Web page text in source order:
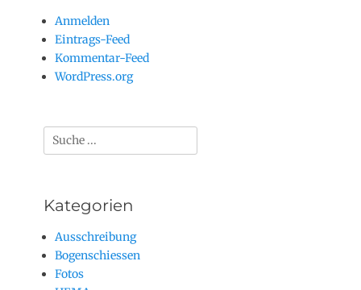
Anmelden
Eintrags-Feed
Kommentar-Feed
WordPress.org
Suchen
nach:
Kategorien
Ausschreibung
Bogenschiessen
Fotos